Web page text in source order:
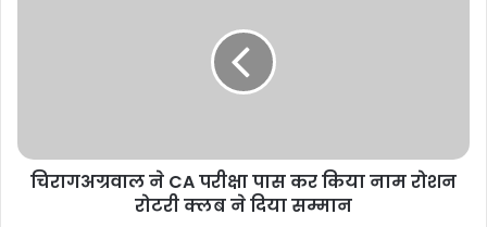
चिरागअग्रवाल ने CA परीक्षा पास कर किया नाम रोशन
रोटरी क्लब ने दिया सम्मान